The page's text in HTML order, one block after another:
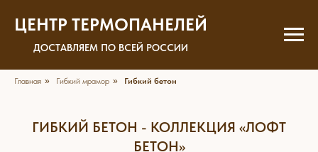
ЦЕНТР ТЕРМОПАНЕЛЕЙ
ДОСТАВЛЯЕМ ПО ВСЕЙ РОССИИ
Главная » Гибкий мрамор » Гибкий бетон
ГИБКИЙ БЕТОН - КОЛЛЕКЦИЯ «ЛОФТ
БЕТОН»